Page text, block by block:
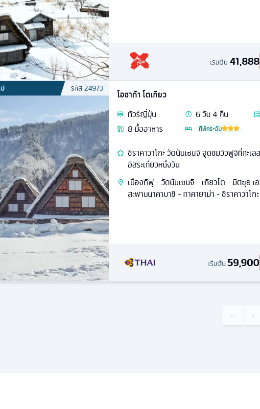
เริ่มต้น 41,888
รหัส24973
โอซาก้า โตเกียว
ทัวร์ญี่ปุ่น 6วัน4 คืน
8 มื้ออาหาร ที่พักระดับ
ชิราคาวาโกะ วัดนันเซนจิ จุดชมวิวฟูจิที่ทะเล
อิสระเที่ยวหนึ่งวัน
เมืองกิฟุ - วัดนันเซนจิ - เกียวโต - มิตซุย เ
สะพานนาคาบาชิ - ทาคายาม่า - ชิราคาวาโกะ
เริ่มต้น 59,900
‹‹ ‹